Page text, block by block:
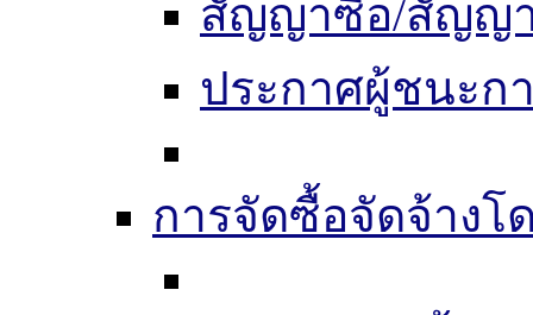
สัญญาซื้อ/สัญญ
ประกาศผู้ชนะก
การจัดซื้อจัดจ้างโ